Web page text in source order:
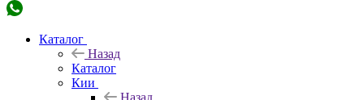
Каталог
Назад
Каталог
Кии
Назад